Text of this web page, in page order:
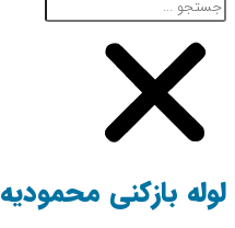
لوله بازکنی محمودیه